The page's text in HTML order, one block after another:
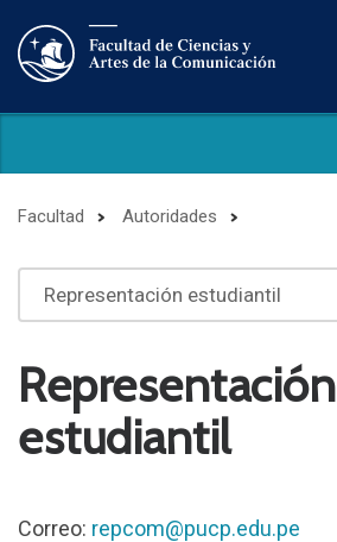
Facultad Autoridades
Representación
estudiantil
Correo: repcom@pucp.edu.pe